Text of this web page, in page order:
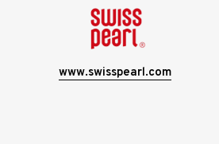
www.swisspearl.com